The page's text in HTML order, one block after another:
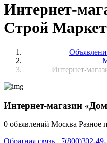
Интернет-
Строй
Интернет-
Интернет-магазин
0 объявлений Москва Разное
Обратная связь +7(800)302-